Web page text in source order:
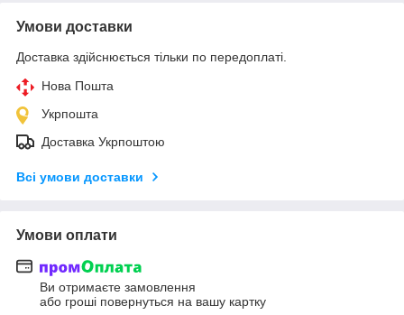
Умови доставки
Доставка здійснюється тільки по передоплаті.
Нова Пошта
Укрпошта
Доставка Укрпоштою
Всі умови доставки
Умови оплати
Ви отримаєте замовлення
або гроші повернуться на вашу картку